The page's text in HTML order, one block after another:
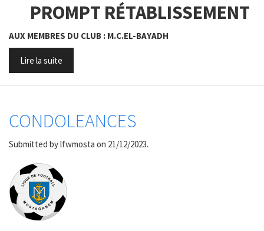
PROMPT RÉTABLISSEMENT
AUX MEMBRES DU CLUB : M.C.EL-BAYADH
Lire la suite
CONDOLEANCES
Submitted bylfwmosta on 21/12/2023.